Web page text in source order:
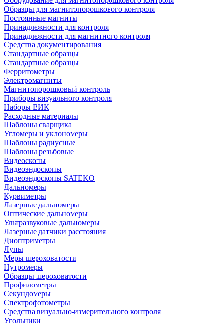
Образцы для магнитопорошкового контроля
Постоянные магниты
Принадлежности для контроля
Принадлежности для магнитного контроля
Средства документирования
Стандартные образцы
Стандартные образцы
Ферритометры
Электромагниты
Магнитопорошковый контроль
Приборы визуального контроля
Наборы ВИК
Расходные материалы
Шаблоны сварщика
Угломеры и уклономеры
Шаблоны радиусные
Шаблоны резьбовые
Видеоскопы
Видеоэндоскопы
Видеоэндоскопы SATEKO
Дальномеры
Курвиметры
Лазерные дальномеры
Оптические дальномеры
Ультразвуковые дальномеры
Лазерные датчики расстояния
Диоптриметры
Лупы
Меры шероховатости
Нутромеры
Образцы шероховатости
Профилометры
Секундомеры
Спектрофотометры
Средства визуально-измерительного контроля
Угольники